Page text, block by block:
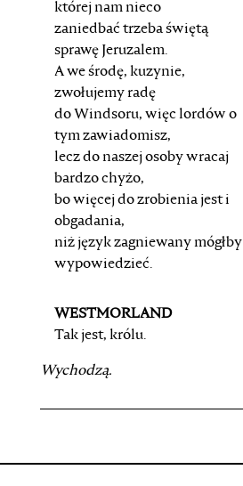
której nam nieco
zaniedbać trzeba świętą
sprawę Jeruzalem.
A we środę, kuzynie,
zwołujemy radę
do Windsoru, więc lordów o
tym zawiadomisz,
lecz do naszej osoby wracaj
bardzo chyżo,
bo więcej do zrobienia jest i
obgadania,
niż język zagniewany mógłby
wypowiedzieć.
WESTMORLAND
Tak jest, królu.
Wychodzą.